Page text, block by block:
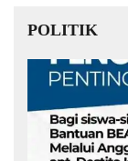
POLITIK